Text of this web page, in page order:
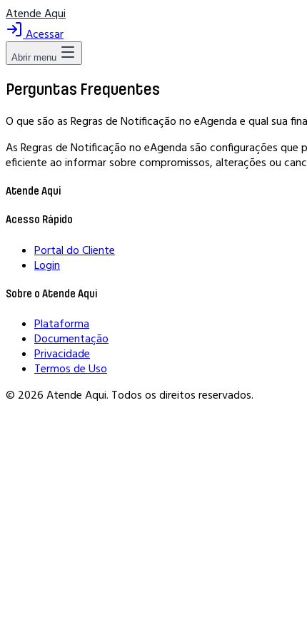
Atende Aqui
Acessar
Abrir menu
Perguntas Frequentes
O que são as Regras de Notificação no eAgenda e qual sua
As Regras de Notificação no eAgenda são configurações
eficiente ao informar sobre compromissos, alterações ou
Atende Aqui
Acesso Rápido
Portal do Cliente
Login
Sobre o Atende Aqui
Plataforma
Documentação
Privacidade
Termos de Uso
© 2026 Atende Aqui. Todos os direitos reservados.